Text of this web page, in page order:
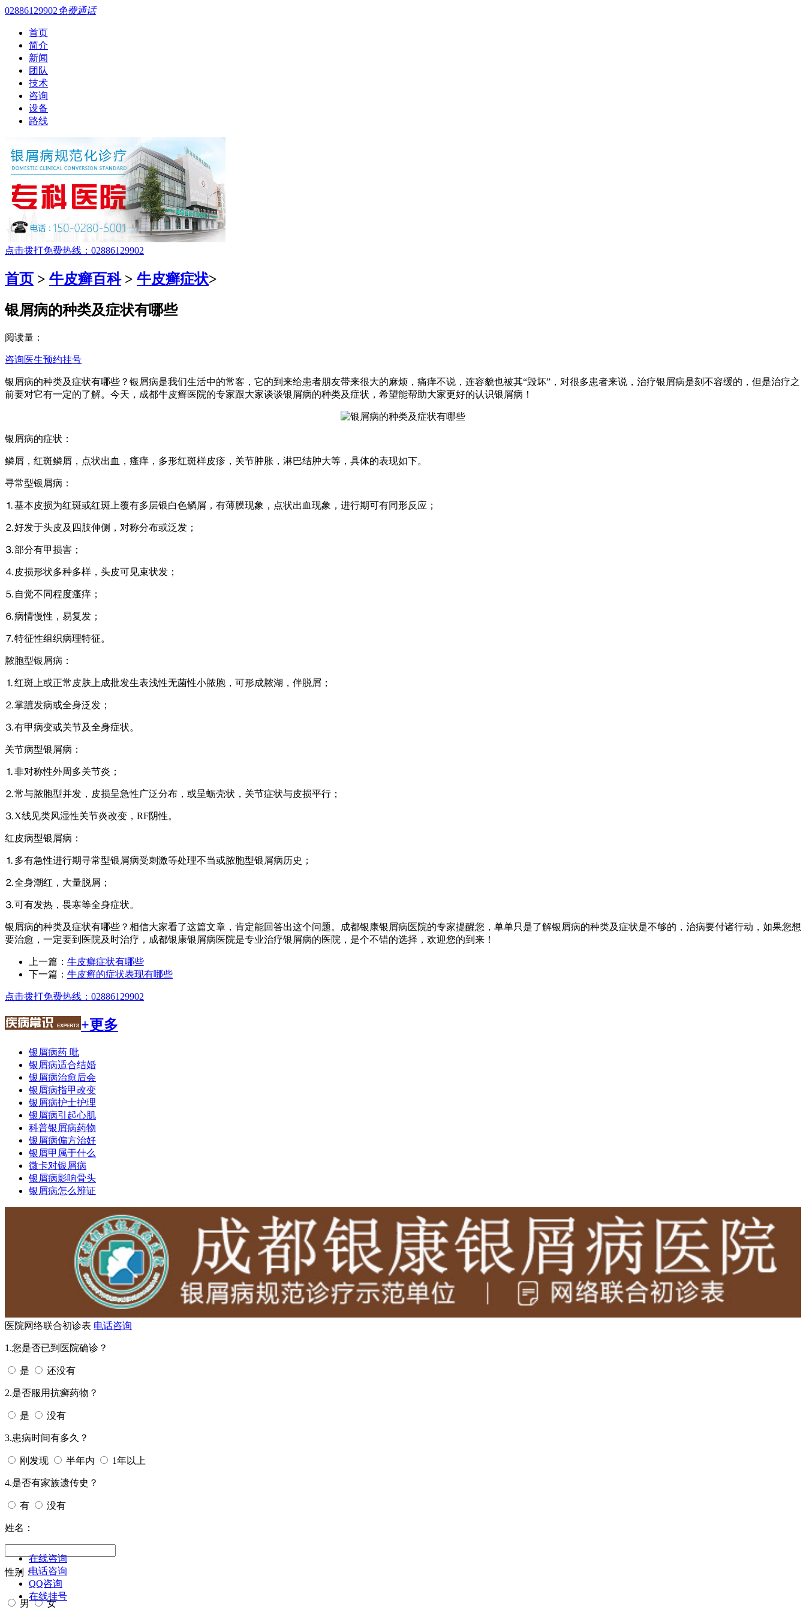
02886129902免费通话
首页
简介
新闻
团队
技术
咨询
设备
路线
点击拨打免费热线：02886129902
首页 > 牛皮癣百科> 牛皮癣症状>
银屑病的种类及症状有哪些
阅读量：
咨询医生预约挂号
银屑病的种类及症状有哪些？银屑病是我们生活中的常客，它的到来给患者朋友带来很大的麻烦，痛痒不说，连容貌也被其“毁坏”，对很多患者来说，治疗银屑病是刻不容缓的，但是治疗之
前要对它有一定的了解。今天，成都牛皮癣医院的专家跟大家谈谈银屑病的种类及症状，希望能帮助大家更好的认识银屑病！
银屑病的症状：
鳞屑，红斑鳞屑，点状出血，瘙痒，多形红斑样皮疹，关节肿胀，淋巴结肿大等，具体的表现如下。
寻常型银屑病：
⒈基本皮损为红斑或红斑上覆有多层银白色鳞屑，有薄膜现象，点状出血现象，进行期可有同形反应；
⒉好发于头皮及四肢伸侧，对称分布或泛发；
⒊部分有甲损害；
⒋皮损形状多种多样，头皮可见束状发；
⒌自觉不同程度瘙痒；
⒍病情慢性，易复发；
⒎特征性组织病理特征。
脓胞型银屑病：
⒈红斑上或正常皮肤上成批发生表浅性无菌性小脓胞，可形成脓湖，伴脱屑；
⒉掌蹠发病或全身泛发；
⒊有甲病变或关节及全身症状。
关节病型银屑病：
⒈非对称性外周多关节炎；
⒉常与脓胞型并发，皮损呈急性广泛分布，或呈蛎壳状，关节症状与皮损平行；
⒊X线见类风湿性关节炎改变，RF阴性。
红皮病型银屑病：
⒈多有急性进行期寻常型银屑病受刺激等处理不当或脓胞型银屑病历史；
⒉全身潮红，大量脱屑；
⒊可有发热，畏寒等全身症状。
银屑病的种类及症状有哪些？相信大家看了这篇文章，肯定能回答出这个问题。成都银康银屑病医院的专家提醒您，单单只是了解银屑病的种类及症状是不够的，治病要付诸行动，如果您想
要治愈，一定要到医院及时治疗，成都银康银屑病医院是专业治疗银屑病的医院，是个不错的选择，欢迎您的到来！
上一篇： 牛皮癣症状有哪些
下一篇： 牛皮癣的症状表现有哪些
点击拨打免费热线：02886129902
+更多
银屑病药 吡
银屑病适合结婚
银屑病治愈后会
银屑病指甲改变
银屑病护士护理
银屑病引起心肌
科普银屑病药物
银屑病偏方治好
银屑甲属于什么
微卡对银屑病
银屑病影响骨头
银屑病怎么辨证
医院网络联合初诊表 电话咨询
1.您是否已到医院确诊？
是 还没有
2.是否服用抗癣药物？
是 没有
3.患病时间有多久？
刚发现 半年内 1年以上
4.是否有家族遗传史？
有 没有
姓名：
性别：
男 女
在线咨询
电话咨询
QQ咨询
在线挂号